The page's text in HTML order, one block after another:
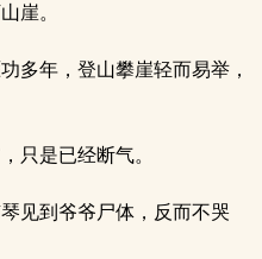
崖。
多年，登山攀崖轻而易举，
只是已经断气。
见到爷爷尸体，反而不哭